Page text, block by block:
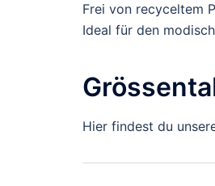
Frei von recyceltem
Ideal für den
Hier findest du